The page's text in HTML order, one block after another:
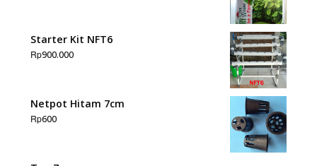
Starter Kit NFT6
Rp900.000
Netpot Hitam 7cm
Rp600